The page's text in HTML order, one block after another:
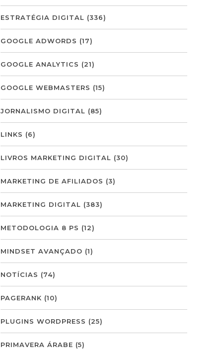
ESTRATÉGIA DIGITAL (336)
GOOGLE ADWORDS (17)
GOOGLE ANALYTICS (21)
GOOGLE WEBMASTERS (15)
JORNALISMO DIGITAL (85)
LINKS (6)
LIVROS MARKETING DIGITAL (30)
MARKETING DE AFILIADOS (3)
MARKETING DIGITAL (383)
METODOLOGIA 8 PS (12)
MINDSET AVANÇADO (1)
NOTÍCIAS (74)
PAGERANK (10)
PLUGINS WORDPRESS (25)
PRIMAVERA ÁRABE (5)